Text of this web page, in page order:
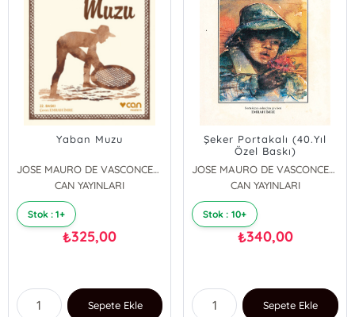
Yaban Muzu
JOSE MAURO DE VASCONCELOS
CAN YAYINLARI
Stok : 1+
₺325,00
Sepete Ekle
Şeker Portakalı (40.Yıl
Özel Baskı)
JOSE MAURO DE VASCONCELOS
CAN YAYINLARI
Stok : 10+
₺340,00
Sepete Ekle